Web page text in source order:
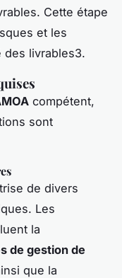
Cette étape
et les
des livrables3.
compétent,
sont
de divers
Les
la
de gestion de
que la